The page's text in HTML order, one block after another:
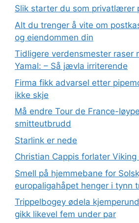
Slik starter du som privatlærer
Alt du trenger å vite om
og eiendommen din
Tidligere verdensmester raser
Yamal: – Så jævla irriterende
Firma fikk advarsel etter
ikke skje
Må endre Tour de France-
smitteutbrudd
Starlink er nede
Christian Cappis forlater
Smell på hjemmebane for
europaligahåpet henger i tynn
Trippelbogey ødela
gikk likevel fem under par